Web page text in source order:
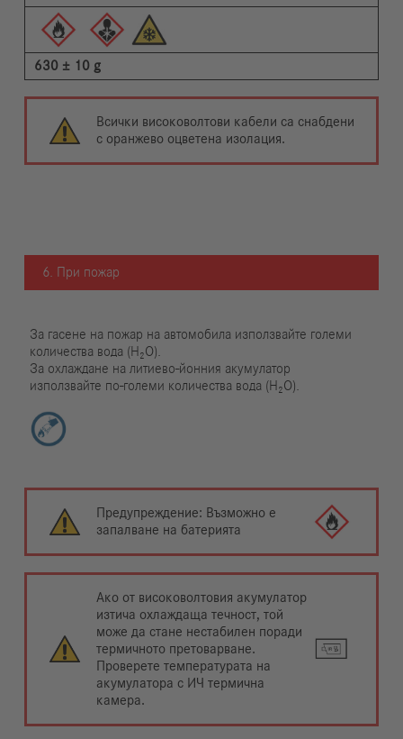
630 ± 10 g
Всички високоволтови кабели са снабдени
с оранжево оцветена изолация.
6. При пожар
За гасене на пожар на автомобила използвайте големи
количества вода (H₂O).
За охлаждане на литиево-йонния акумулатор
използвайте по-големи количества вода (H₂O).
Предупреждение: Възможно е
запалване на батерията
Ако от високоволтовия акумулатор
изтича охлаждаща течност, той
може да стане нестабилен поради
термичното претоварване.
Проверете температурата на
акумулатора с ИЧ термична
камера.